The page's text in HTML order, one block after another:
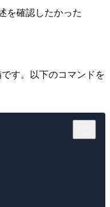
を確認したかった
す。以下のコマンドを